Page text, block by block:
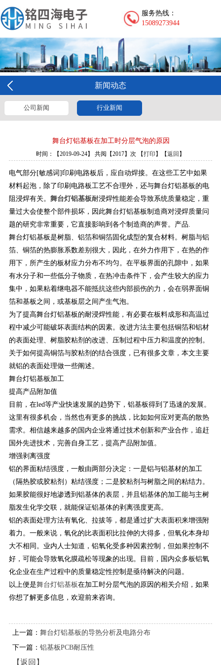
服务热线：
15089273944
新闻动态
公司新闻 行业新闻
舞台灯铝基板在加工时分层气泡的原因
时间：【2019-09-24】 共阅【2017】次 【打印】【返回】
电气部分[敏感词]印刷电路板后，应自动焊接。在这些工艺中如果
材料起泡，除了印刷电路板工艺不合理外，还与舞台灯铝基板的电
阻浸焊有关。 舞台灯铝基板耐浸焊性能差会导致系统质量稳定，重
量过大会使整个部件损坏，因此舞台灯铝基板制造商对浸焊质量问
题的研究非常重要，它直接影响到各个制造商的声誉。产品.
舞台灯铝基板是树脂、铝箔和铜箔固化成型的复合材料。树脂与铝
箔、铜箔的热膨胀系数差别很大，因此，在外力作用下，在热的作
用下，所产生的板材应力分布不均匀。在平板界面的孔隙中，如果
有水分子和一些低分子物质，在热冲击条件下，会产生较大的应力
集中，如果粘着继电器不能抵抗这些内部损伤的力，会在弱界面铜
箔和基板之间，或基板层之间产生气泡。
为了提高舞台灯铝基板的耐浸焊性能，有必要在板料成形和高温过
程中减少可能破坏表面结构的因素。改进方法主要包括铜箔和铝材
的表面处理、树脂胶粘剂的改进、压制过程中压力和温度的控制。
关于如何提高铜箔与胶粘剂的结合强度，已有很多文章，本文主要
就铝的表面处理做一些阐述。
舞台灯铝基板加工
提高产品附加值
目前，在led等产业快速发展的趋势下，铝基板得到了迅速的发展。
这里有很多机会，当然也有更多的挑战，比如如何应对更高的散热
需求。相信越来越多的国内企业将通过技术创新和产业合作，追赶
国外先进技术，完善自身工艺，提高产品附加值。
增强剥离强度
铝的界面粘结强度，一般由两部分决定：一是铝与铝基材的加工
（隔热胶或胶粘剂）粘结强度；二是胶粘剂与树脂之间的粘结力。
如果胶能很好地渗透到铝基体的表层，并且铝基体的加工能与主树
脂发生化学交联，就能保证铝基体的剥离强度更高。
铝的表面处理方法有氧化、拉拔等，都是通过扩大表面积来增强附
着力。一般来说，氧化的比表面积比拉伸的大得多，但氧化本身却
大不相同。业内人士知道，铝氧化受多种因素控制，但如果控制不
好，可能会导致氧化膜疏松等现象的出现。目前，国内众多板铝氧
化企业在生产过程中的质量稳定性控制是亟待解决的问题。
以上便是舞台灯铝基板在加工时分层气泡的原因的相关介绍，如果
你想了解更多信息，欢迎前来咨询。
上一篇： 舞台灯铝基板的导热分析及电路分布
下一篇： 铝基板PCB耐压性
【返回】